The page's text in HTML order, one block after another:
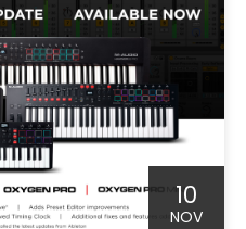
10
NOV